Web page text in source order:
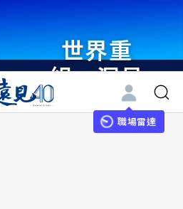
世界重
組・洞見
未來 與
世界領袖
職場雷達